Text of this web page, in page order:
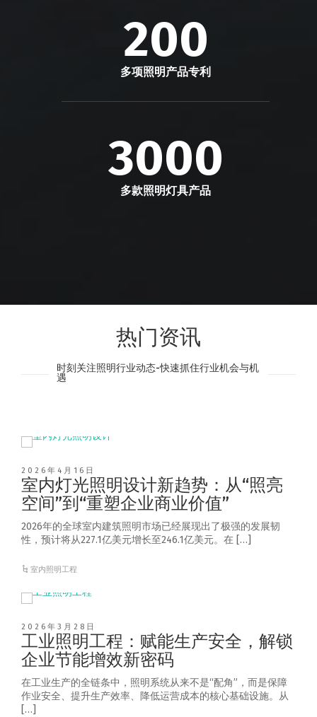
200
多项照明产品专利
3000
多款照明灯具产品
热门资讯
时刻关注照明行业动态-快速抓住行业机会与机
遇
2026年4月16日
室内灯光照明设计新趋势：从“照亮
空间”到“重塑企业商业价值”
2026年的全球室内建筑照明市场已经展现出了极强的发展韧
性，预计将从227.1亿美元增长至246.1亿美元。在 […]
室内照明工程
2026年3月28日
工业照明工程：赋能生产安全，解锁
企业节能增效新密码
在工业生产的全链条中，照明系统从来不是“配角”，而是保障
作业安全、提升生产效率、降低运营成本的核心基础设施。从
[…]